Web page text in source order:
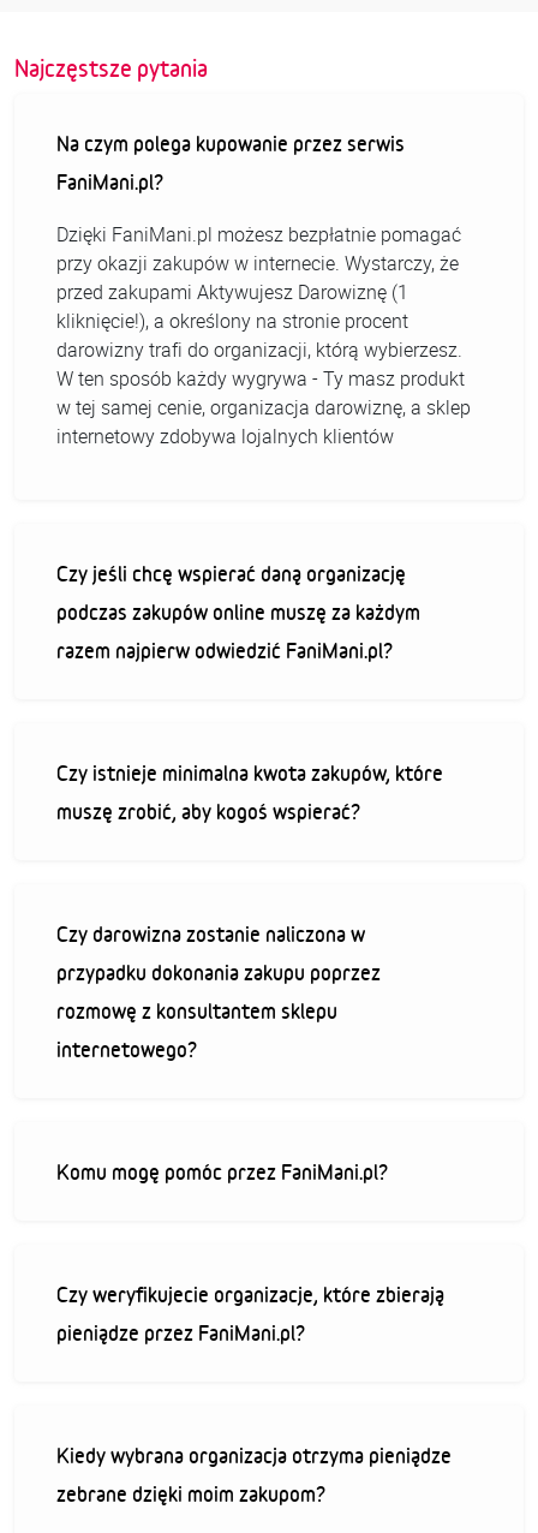
Najczęstsze pytania
Na czym polega kupowanie przez serwis
FaniMani.pl?
Dzięki FaniMani.pl możesz bezpłatnie pomagać
przy okazji zakupów w internecie. Wystarczy, że
przed zakupami Aktywujesz Darowiznę (1
kliknięcie!), a określony na stronie procent
darowizny trafi do organizacji, którą wybierzesz.
W ten sposób każdy wygrywa - Ty masz produkt
w tej samej cenie, organizacja darowiznę, a sklep
internetowy zdobywa lojalnych klientów
Czy jeśli chcę wspierać daną organizację
podczas zakupów online muszę za każdym
razem najpierw odwiedzić FaniMani.pl?
Czy istnieje minimalna kwota zakupów, które
muszę zrobić, aby kogoś wspierać?
Czy darowizna zostanie naliczona w
przypadku dokonania zakupu poprzez
rozmowę z konsultantem sklepu
internetowego?
Komu mogę pomóc przez FaniMani.pl?
Czy weryfikujecie organizacje, które zbierają
pieniądze przez FaniMani.pl?
Kiedy wybrana organizacja otrzyma pieniądze
zebrane dzięki moim zakupom?